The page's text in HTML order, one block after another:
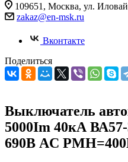
109651, Москва, ул.
zakaz@en-msk.ru
Вконтакте
Поделиться
Выключатель
5000Im 40кА
690В AC